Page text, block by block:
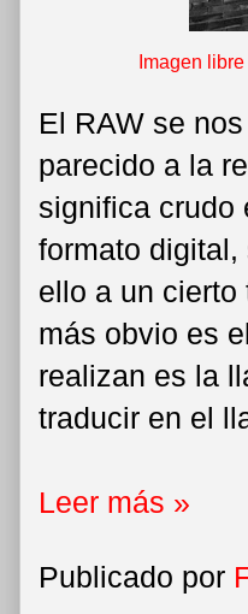
Imagen
El RAW se
parecido a la
significa crudo
formato
ello a un
más obvio es
realizan es la
traducir en el
Leer más »
Publicado por